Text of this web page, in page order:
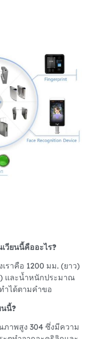
วียนนี้คืออะไร?
ราคือ 1200 มม. (ยาว)
) และน้ำหนักประมาณ
ำได้ตามคำขอ
นนี้?
าพสูง 304 ซึ่งมีความ